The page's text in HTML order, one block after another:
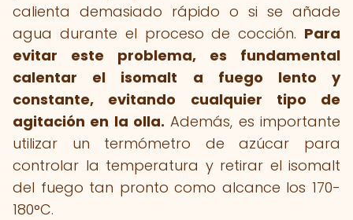
calienta demasiado rápido o si se añade
agua durante el proceso de cocción. Para
evitar este problema, es fundamental
calentar el isomalt a fuego lento y
constante, evitando cualquier tipo de
agitación en la olla. Además, es importante
utilizar un termómetro de azúcar para
controlar la temperatura y retirar el isomalt
del fuego tan pronto como alcance los 170-
180°C.